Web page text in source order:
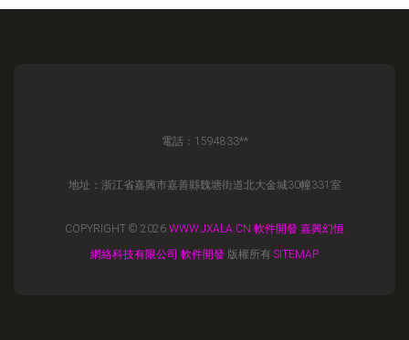
電話：1594833**
地址：浙江省嘉興市嘉善縣魏塘街道北大金城30幢331室
COPYRIGHT © 2026 WWW.JXALA.CN 軟件開發 嘉興幻恒
網絡科技有限公司 軟件開發 版權所有 SITEMAP